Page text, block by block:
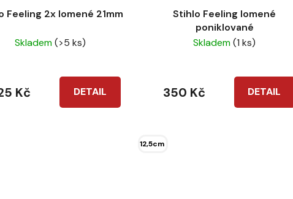
Feeling 2x lomené 21mm
Skladem(>5 ks)
DETAIL
Kč
Stihlo Feeling lomené
poniklované
Skladem(1 ks)
DETAIL
350 Kč
12,5cm